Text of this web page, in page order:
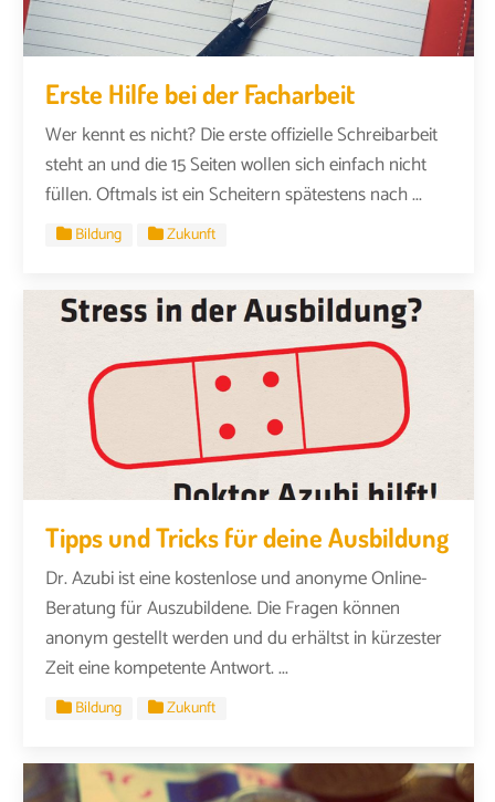
Erste Hilfe bei der Facharbeit
Wer kennt es nicht? Die erste offizielle Schreibarbeit
steht an und die 15 Seiten wollen sich einfach nicht
füllen. Oftmals ist ein Scheitern spätestens nach ...
Bildung Zukunft
Tipps und Tricks für deine Ausbildung
Dr. Azubi ist eine kostenlose und anonyme Online-
Beratung für Auszubildene. Die Fragen können
anonym gestellt werden und du erhältst in kürzester
Zeit eine kompetente Antwort. ...
Bildung Zukunft